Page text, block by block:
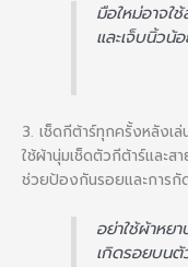
มือใหม่อาจใ
และเจ็บนิ้วน้
3. เช็ดกีต้าร์ทุกครั้งหลังเล่
ใช้ผ้านุ่มเช็ดตัวกีต้าร์และ
ช่วยป้องกันรอยและการกั
อย่าใช้ผ้าหย
เกิดรอยบนตั